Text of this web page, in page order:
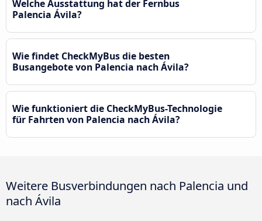
Welche Ausstattung hat der Fernbus
Palencia Ávila‎?
Wie findet CheckMyBus die besten
Busangebote von Palencia nach Ávila‎?
Wie funktioniert die CheckMyBus-Technologie
für Fahrten von Palencia nach Ávila‎?
Weitere Busverbindungen nach Palencia und
nach Ávila‎